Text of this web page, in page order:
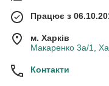
Працює з
м. Харків
Макаренко 3а/1,
Контакти